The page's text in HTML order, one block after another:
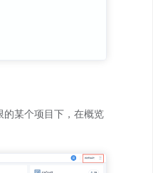
的某个项目下，在概览